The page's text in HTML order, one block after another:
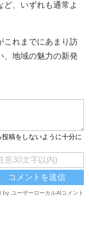
ど、いずれも通常よ
れまでにあまり訪
、地域の魅力の新発